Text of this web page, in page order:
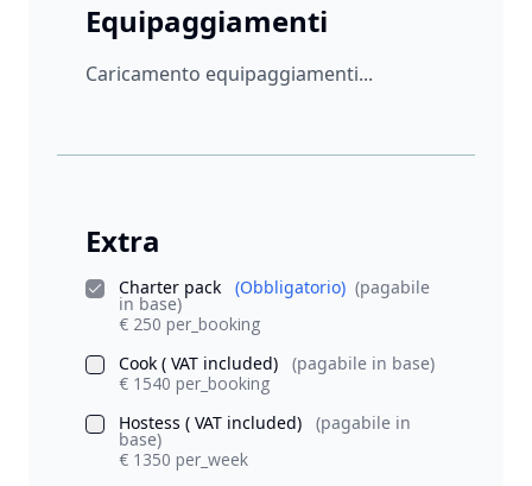
Equipaggiamenti
Caricamento equipaggiamenti...
Extra
Charter pack (Obbligatorio) (pagabile
in base)
€ 250 per_booking
Cook ( VAT included)
(pagabile in base)
€ 1540 per_booking
Hostess ( VAT included)
(pagabile in
base)
€ 1350 per_week